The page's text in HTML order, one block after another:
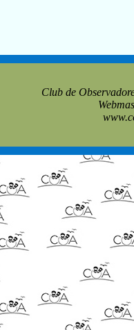
Club de